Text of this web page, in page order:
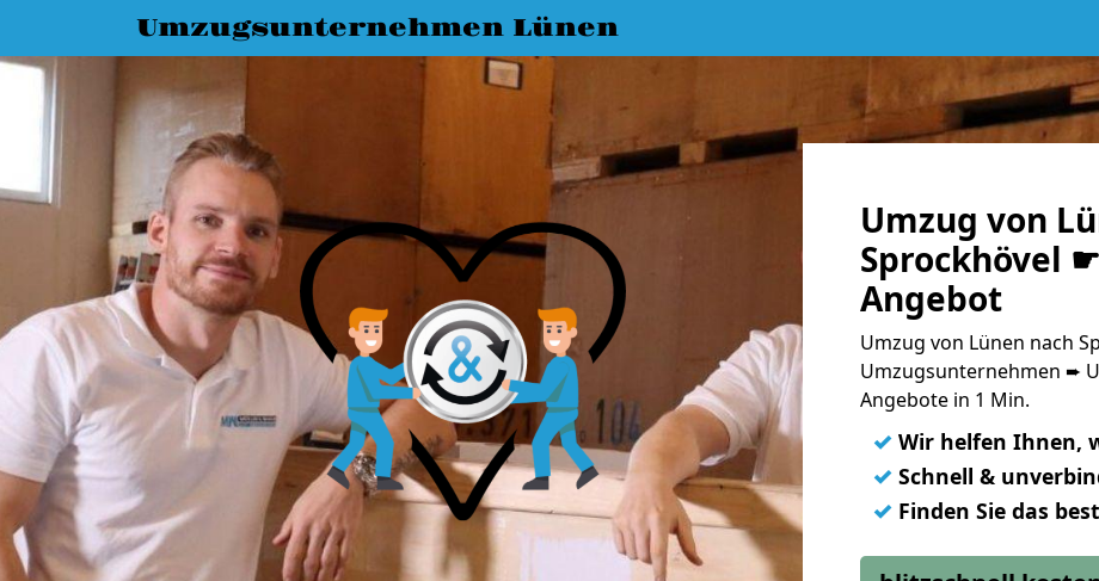
Umzugsunternehmen Lünen
Umzug von
Sprockhövel
Angebot
Umzug von Lünen nach
Umzugsunternehmen ➨
Angebote in 1 Min.
✓ Wir helfen Ihnen,
✓ Schnell &
✓ Finden Sie das